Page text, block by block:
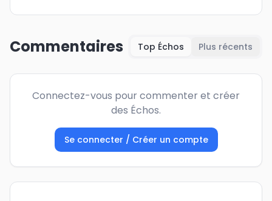
Commentaires Top Échos Plus récents
Connectez-vous pour commenter et créer
des Échos.
Se connecter / Créer un compte